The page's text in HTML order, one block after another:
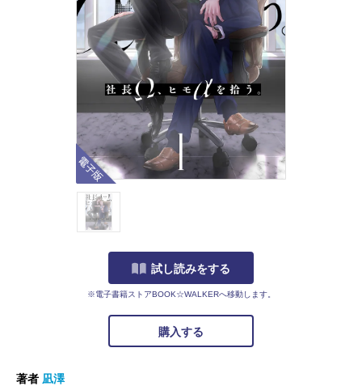
電子版
試し読みをする
※電子書籍ストアBOOK☆WALKERへ移動します。
購入する
著者 凪澤